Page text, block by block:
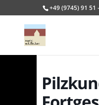
+49 (9745) 91 51